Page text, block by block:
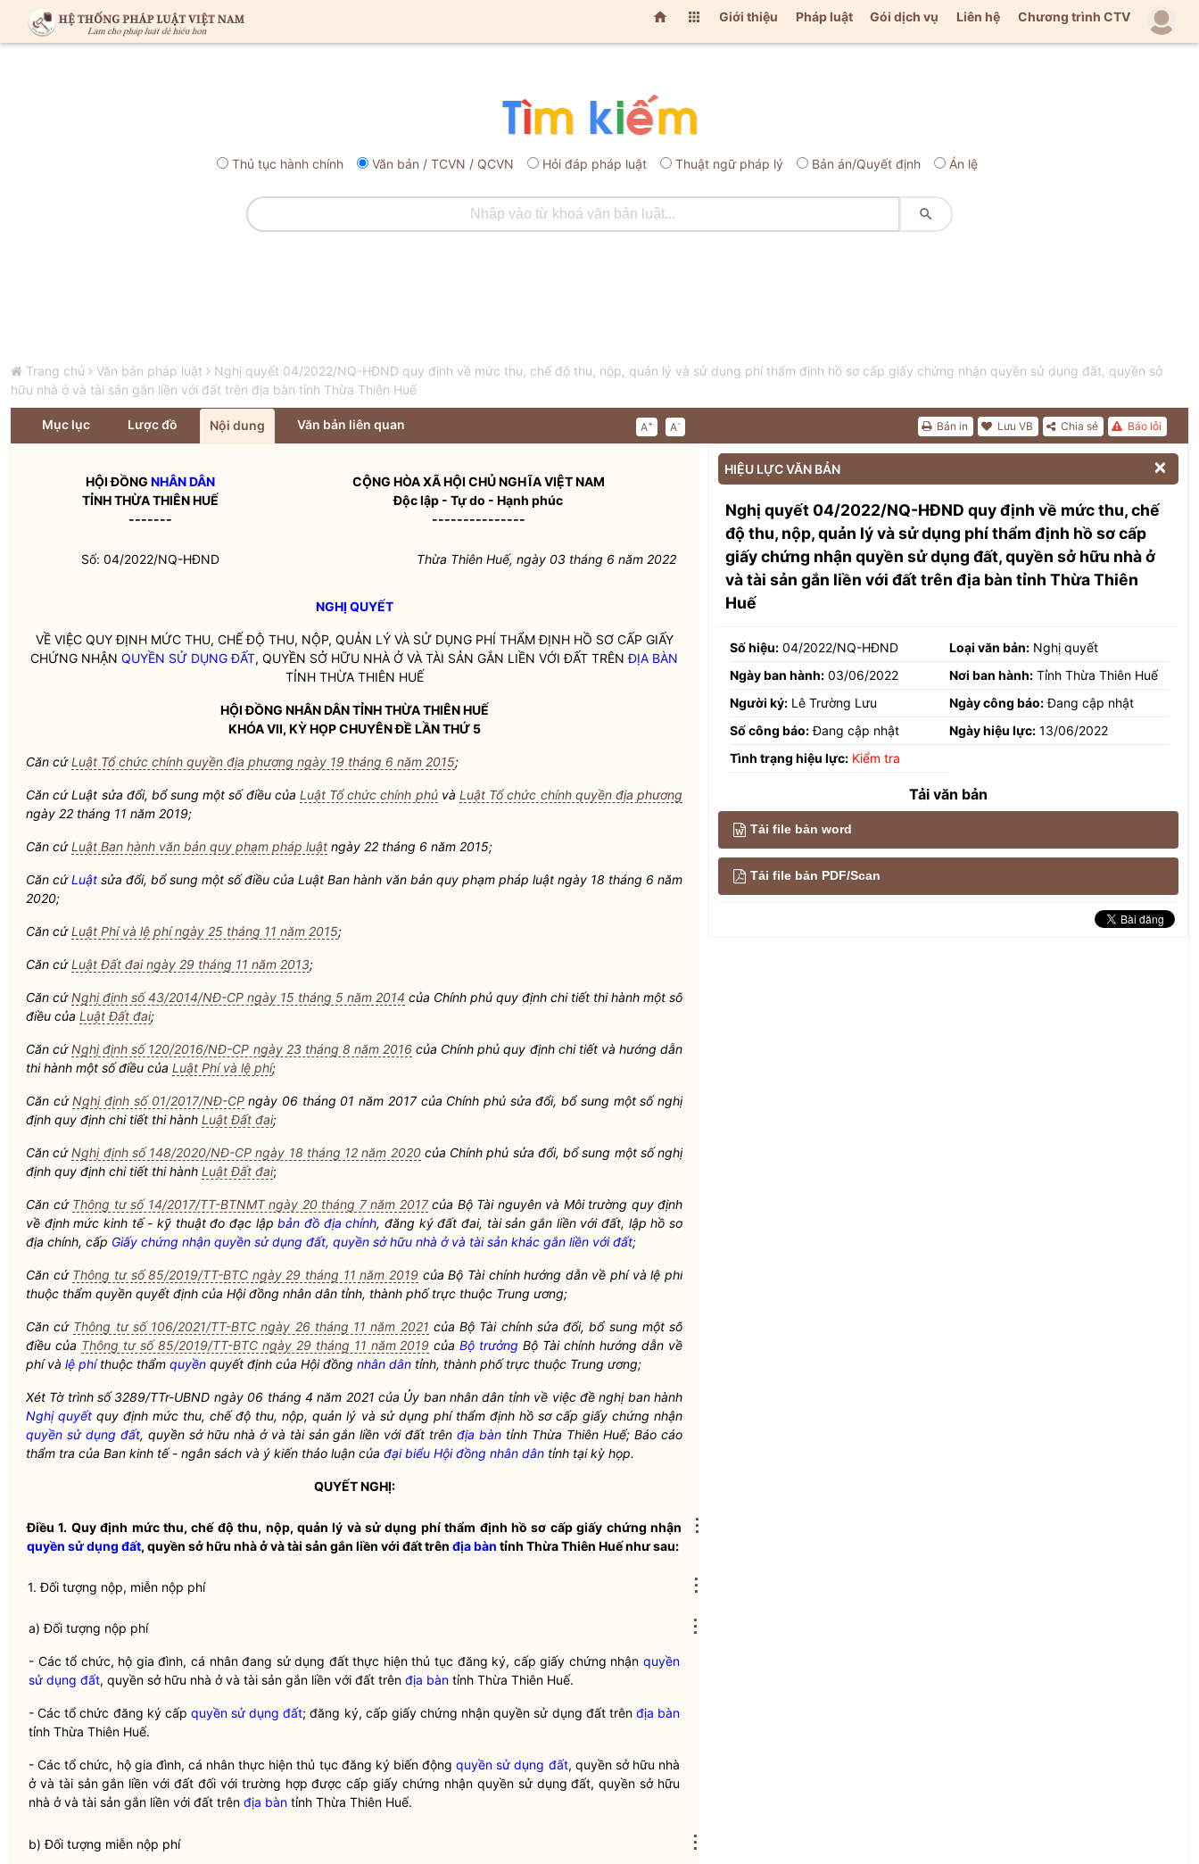
  Giới thiệu Pháp luật Gói dịch vụ Liên hệ Chương trình CTV
Thủ tục hành chính Văn bản / TCVN / QCVN Hỏi đáp pháp luật Thuật ngữ pháp lý Bản án/Quyết định Án lệ

Trang chủ Văn bản pháp luật
Nghị quyết 04/2022/NQ-HĐND quy định về mức thu, chế độ thu, nộp, quản lý và sử dụng phí thẩm định hồ sơ cấp giấy chứng nhận quyền sử dụng đất, quyền sở
hữu nhà ở và tài sản gắn liền với đất trên địa bàn tỉnh Thừa Thiên Huế
Mục lục Lược đồ Nội dung Văn bản liên quan A+ A- Báo lỗi
Chia sẻ
Lưu VB
Bản in
HỘI ĐỒNG NHÂN DÂN
TỈNH THỪA THIÊN HUẾ
-------
CỘNG HÒA XÃ HỘI CHỦ NGHĨA VIỆT NAM
Độc lập - Tự do - Hạnh phúc
---------------
Số: 04/2022/NQ-HĐND Thừa Thiên Huế, ngày 03 tháng 6 năm 2022
NGHỊ QUYẾT
VỀ VIỆC QUY ĐỊNH MỨC THU, CHẾ ĐỘ THU, NỘP, QUẢN LÝ VÀ SỬ DỤNG PHÍ THẨM ĐỊNH HỒ SƠ CẤP GIẤY
CHỨNG NHẬN QUYỀN SỬ DỤNG ĐẤT, QUYỀN SỞ HỮU NHÀ Ở VÀ TÀI SẢN GẮN LIỀN VỚI ĐẤT TRÊNĐỊA BÀN
TỈNH THỪA THIÊN HUẾ
HỘI ĐỒNG NHÂN DÂNTỈNH THỪA THIÊN HUẾ
KHÓA VII, KỲ HỌP CHUYÊN ĐỀ LẦN THỨ 5
Căn cứLuật Tổ chức chính quyền địa phương ngày 19 tháng 6 năm 2015;
Căn cứ Luật sửa đổi, bổ sung một số điều của Luật Tổ chức chính phủvà Luật Tổ chức chính quyền địa phương
ngày 22 tháng 11 năm 2019;
Căn cứLuật Ban hành văn bản quy phạm pháp luật ngày 22 tháng 6 năm 2015;
Căn cứLuật sửa đổi, bổ sung một số điều của Luật Ban hành văn bản quy phạm pháp luật ngày 18 tháng 6 năm
2020;
Căn cứLuật Phí và lệ phí ngày 25 tháng 11 năm 2015;
Căn cứLuật Đất đai ngày 29 tháng 11 năm 2013;
Căn cứNghị định số 43/2014/NĐ-CP ngày 15 tháng 5 năm 2014 của Chính phủ quy định chi tiết thi hành một số
điều của Luật Đất đai;
Căn cứNghị định số 120/2016/NĐ-CP ngày 23 tháng 8 năm 2016 của Chính phủ quy định chi tiết và hướng dẫn
thi hành một số điều của Luật Phí và lệ phí;
Căn cứNghị định số 01/2017/NĐ-CPngày 06 tháng 01 năm 2017 của Chính phủ sửa đổi, bổ sung một số nghị
định quy định chi tiết thi hành Luật Đất đai;
Căn cứNghị định số 148/2020/NĐ-CP ngày 18 tháng 12 năm 2020của Chính phủ sửa đổi, bổ sung một số nghị
định quy định chi tiết thi hành Luật Đất đai;
Căn cứ Thông tư số 14/2017/TT-BTNMT ngày 20 tháng 7 năm 2017của Bộ Tài nguyên và Môi trường quy định
về định mức kinh tế - kỹ thuật đo đạc lậpbản đồ địa chính, đăng ký đất đai, tài sản gắn liền với đất, lập hồ sơ
địa chính, cấp Giấy chứng nhận quyền sử dụng đất, quyền sở hữu nhà ở và tài sản khác gắn liền với đất;
Căn cứ Thông tư số 85/2019/TT-BTC ngày 29 tháng 11 năm 2019 của Bộ Tài chính hướng dẫn về phí vàlệ phí
thuộc thẩm quyền quyết định của Hội đồng nhân dân tỉnh, thành phố trực thuộc Trung ương;
Căn cứ Thông tư số 106/2021/TT-BTC ngày 26 tháng 11 năm 2021 của Bộ Tài chính sửa đổi, bổ sung một số
điều của Thông tư số 85/2019/TT-BTC ngày 29 tháng 11 năm 2019 củaBộ trưởng Bộ Tài chính hướng dẫn về
phí và lệ phíthuộc thẩm quyền quyết định của Hội đồng nhân dân tỉnh, thành phố trực thuộc Trung ương;
Xét Tờ trình số 3289/TTr-UBND ngày 06 tháng 4 năm 2021 của Ủy ban nhân dân tỉnh về việc đề nghị ban hành
Nghị quyết quy định mức thu, chế độ thu, nộp, quản lý và sử dụng phí thẩm định hồ sơ cấp giấy chứng nhận
quyền sử dụng đất, quyền sở hữu nhà ở và tài sản gắn liền với đất trênđịa bàn tỉnh Thừa Thiên Huế; Báo cáo
thẩm tra của Ban kinh tế - ngân sách và ý kiến thảo luận của đại biểu Hội đồng nhân dân tỉnh tại kỳ họp.
QUYẾT NGHỊ:
Điều 1. Quy định mức thu, chế độ thu, nộp, quản lý và sử dụng phí thẩm định hồ sơ cấp giấy chứng nhận
quyền sử dụng đất, quyền sở hữu nhà ở và tài sản gắn liền với đất trên địa bàn tỉnh Thừa Thiên Huế như sau:
1. Đối tượng nộp, miễn nộp phí
a) Đối tượng nộp phí
- Các tổ chức, hộ gia đình, cá nhân đang sử dụng đất thực hiện thủ tục đăng ký, cấp giấy chứng nhận quyền
sử dụng đất, quyền sở hữu nhà ở và tài sản gắn liền với đất trên địa bàn tỉnh Thừa Thiên Huế.
- Các tổ chức đăng ký cấp quyền sử dụng đất; đăng ký, cấp giấy chứng nhậnquyền sử dụng đấttrên địa bàn
tỉnh Thừa Thiên Huế.
- Các tổ chức, hộ gia đình, cá nhân thực hiện thủ tục đăng ký biến độngquyền sử dụng đất, quyền sở hữu nhà
ở và tài sản gắn liền với đất đối với trường hợp được cấp giấy chứng nhận quyền sử dụng đất, quyền sở hữu
nhà ở và tài sản gắn liền với đất trên địa bàn tỉnh Thừa Thiên Huế.
b) Đối tượng miễn nộp phí
HIỆU LỰC VĂN BẢN 
Nghị quyết 04/2022/NQ-HĐND quy định về mức thu, chế
độ thu, nộp, quản lý và sử dụng phí thẩm định hồ sơ cấp
giấy chứng nhận quyền sử dụng đất, quyền sở hữu nhà ở
và tài sản gắn liền với đất trên địa bàn tỉnh Thừa Thiên
Huế
Số hiệu: 04/2022/NQ-HĐND Loại văn bản: Nghị quyết
Ngày ban hành: 03/06/2022 Nơi ban hành: Tỉnh Thừa Thiên Huế
Người ký: Lê Trường Lưu Ngày công báo:Đang cập nhật
Số công báo:Đang cập nhật Ngày hiệu lực: 13/06/2022
Tình trạng hiệu lực: Kiểm tra
Tải văn bản
Tải file bản word
Tải file bản PDF/Scan
⋮
⋮
⋮
⋮